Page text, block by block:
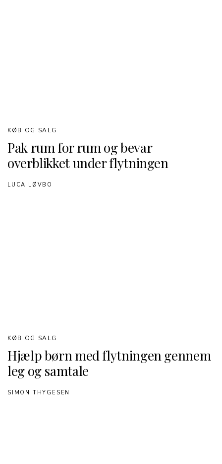
Pak rum for rum og bevar
overblikket under flytningen
KØB OG SALG
LUCA LØVBO
Hjælp børn med flytningen gennem
leg og samtale
KØB OG SALG
SIMON THYGESEN